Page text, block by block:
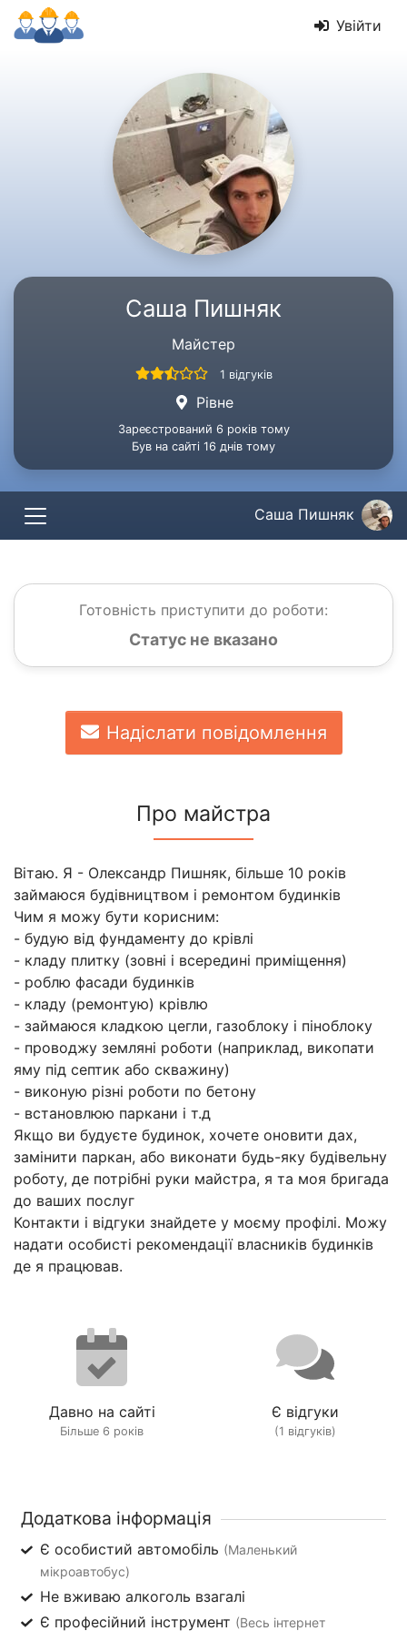
Увійти
Саша Пишняк
Майстер
1 відгуків
Рівне
Зареєстрований 6 років тому
Був на сайті 16 днів тому
Саша Пишняк
Готовність приступити до роботи:
Статус не вказано
Надіслати повідомлення
Про майстра
Вітаю. Я - Олександр Пишняк, більше 10 років
займаюся будівництвом і ремонтом будинків
Чим я можу бути корисним:
- будую від фундаменту до крівлі
- кладу плитку (зовні і всередині приміщення)
- роблю фасади будинків
- кладу (ремонтую) крівлю
- займаюся кладкою цегли, газоблоку і піноблоку
- проводжу земляні роботи (наприклад, викопати
яму під септик або скважину)
- виконую різні роботи по бетону
- встановлюю паркани і т.д
Якщо ви будуєте будинок, хочете оновити дах,
замінити паркан, або виконати будь-яку будівельну
роботу, де потрібні руки майстра, я та моя бригада
до ваших послуг
Контакти і відгуки знайдете у моєму профілі. Можу
надати особисті рекомендації власників будинків
де я працював.
Давно на сайті
Більше 6 років
Є відгуки
(1 відгуків)
Додаткова інформація
Є особистий автомобіль (Маленький
мікроавтобус)
Не вживаю алкоголь взагалі
Є професійний інструмент (Весь інтернет